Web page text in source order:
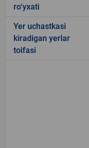
ro‘yxati
Yer uchastkasi
kiradigan yerlar
toifasi